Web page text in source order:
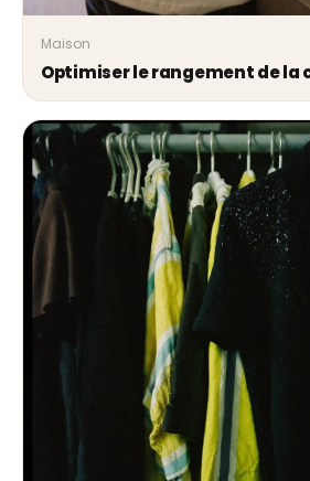
Maison
Optimiser le rangement de la